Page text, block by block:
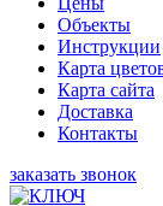
Объекты
Инструкции
Карта
Карта сайта
Доставка
Контакты
заказать звонок